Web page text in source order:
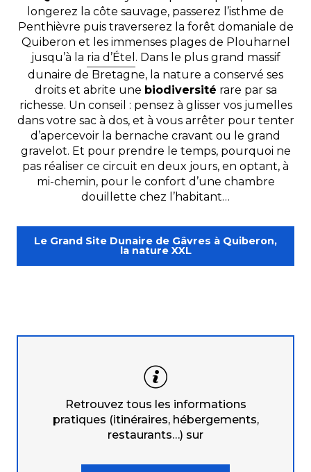
longerez la côte sauvage, passerez l’isthme de
Penthièvre puis traverserez la forêt domaniale de
Quiberon et les immenses plages de Plouharnel
jusqu’à la ria d’Étel . Dans le plus grand massif
dunaire de Bretagne, la nature a conservé ses
droits et abrite une biodiversité rare par sa
richesse. Un conseil : pensez à glisser vos jumelles
dans votre sac à dos, et à vous arrêter pour tenter
d’apercevoir la bernache cravant ou le grand
gravelot. Et pour prendre le temps, pourquoi ne
pas réaliser ce circuit en deux jours, en optant, à
mi-chemin, pour le confort d’une chambre
douillette chez l’habitant…
Le Grand Site Dunaire de Gâvres à Quiberon,
la nature XXL
Retrouvez tous les informations
pratiques (itinéraires, hébergements,
restaurants…) sur